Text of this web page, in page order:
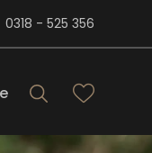
0318 - 525 356